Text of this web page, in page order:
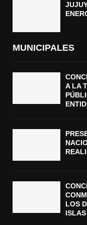
MUNICIPALES
A LA
LOS